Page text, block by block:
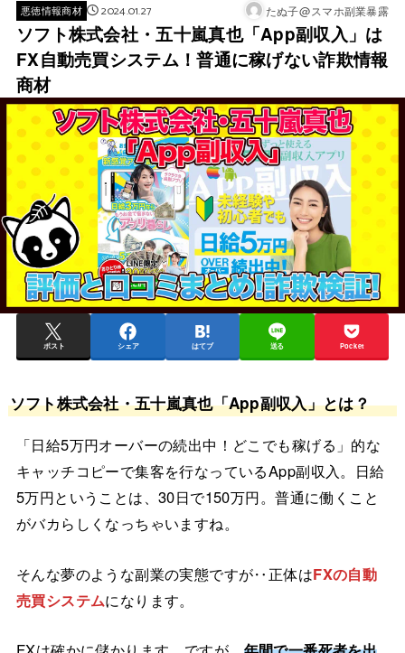
悪徳情報商材 2024.01.27 たぬ子@スマホ副業暴露
ソフト株式会社・五十嵐真也「App副収入」は
FX自動売買システム！普通に稼げない詐欺情報
商材
ポスト シェア はてブ 送る Pocket
ソフト株式会社・五十嵐真也「App副収入」とは？
「日給5万円オーバーの続出中！どこでも稼げる」的な
キャッチコピーで集客を行なっているApp副収入。日給
5万円ということは、30日で150万円。普通に働くこと
がバカらしくなっちゃいますね。
そんな夢のような副業の実態ですが‥正体はFXの自動
売買システムになります。